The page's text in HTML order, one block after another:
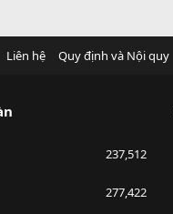
Liên hệ Quy định và Nội quy
237,512
277,422